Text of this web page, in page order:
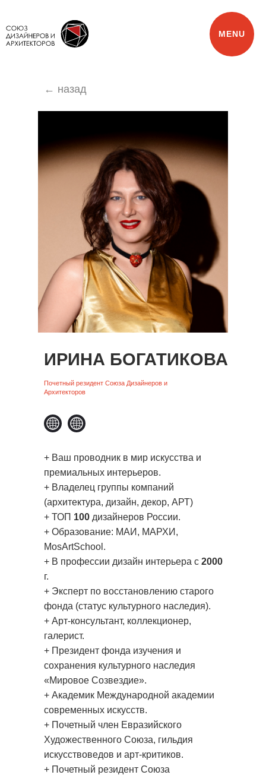
MENU
+ Ваш проводник в мир искусства и
премиальных интерьеров.
+ Владелец группы компаний
(архитектура, дизайн, декор, АРТ)
+ ТОП 100 дизайнеров России.
+ Образование: МАИ, МАРХИ,
MosArtSchool.
+ В профессии дизайн интерьера с 2000
г.
+ Эксперт по восстановлению старого
фонда (статус культурного наследия).
+ Арт-консультант, коллекционер,
галерист.
+ Президент фонда изучения и
сохранения культурного наследия
«Мировое Созвездие».
+ Академик Международной академии
современных искусств.
+ Почетный член Евразийского
Художественного Союза, гильдия
искусствоведов и арт-критиков.
+ Почетный резидент Союза
ИРИНА БОГАТИКОВА
Почетный резидент Союза Дизайнеров и
Архитекторов
← назад